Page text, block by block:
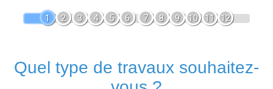
1 2 3 4 5 6 7 8 9 10 11 12
Quel type de travaux souhaitez-